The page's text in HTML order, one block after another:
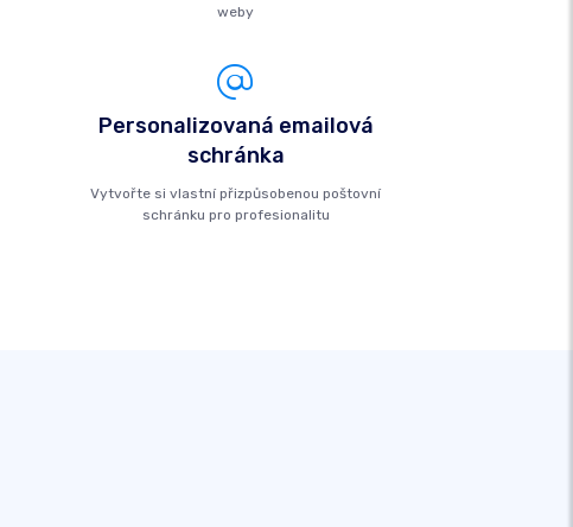
weby
Personalizovaná emailová
schránka
Vytvořte si vlastní přizpůsobenou poštovní
schránku pro profesionalitu